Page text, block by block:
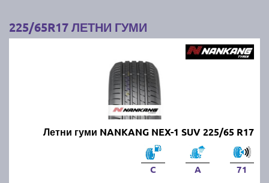
225/65R17 ЛЕТНИ ГУМИ
Летни гуми NANKANG NEX-1 SUV 225/65 R17
C A 71